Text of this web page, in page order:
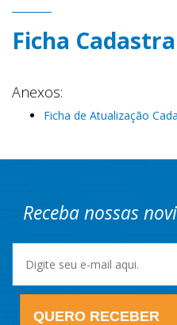
Ficha
Anexos:
Ficha de Atualização
Receba nossas
QUERO RECEBER